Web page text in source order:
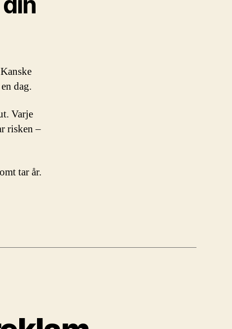
dag.
Varje
risken –
tar år.